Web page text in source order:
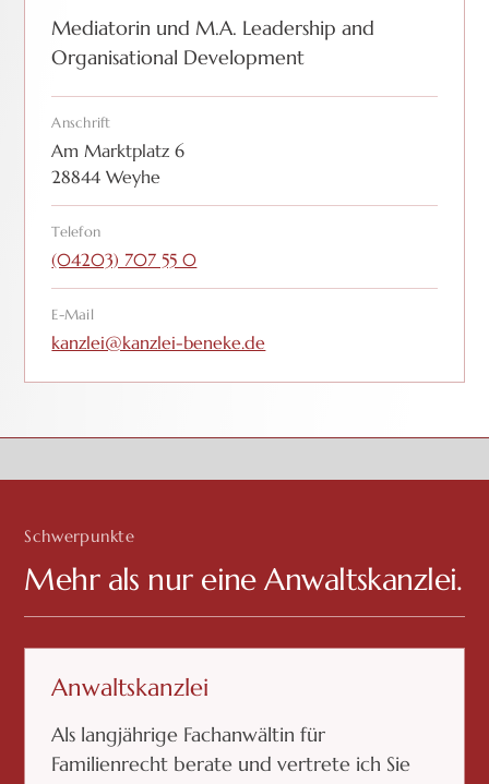
Mediatorin und M.A. Leadership and
Organisational Development
Anschrift
Am Marktplatz 6
28844 Weyhe
Telefon
(04203) 707 55 0
E-Mail
kanzlei@kanzlei-beneke.de
Schwerpunkte
Mehr als nur eine Anwaltskanzlei.
Anwaltskanzlei
Als langjährige Fachanwältin für
Familienrecht berate und vertrete ich Sie